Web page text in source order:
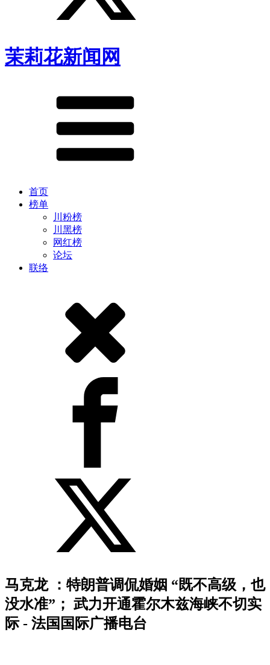
茉莉花新闻网
首页
榜单
川粉榜
川黑榜
网红榜
论坛
联络
马克龙 ：特朗普调侃婚姻 “既不高级，也
没水准”； 武力开通霍尔木兹海峡不切实
际 - 法国国际广播电台